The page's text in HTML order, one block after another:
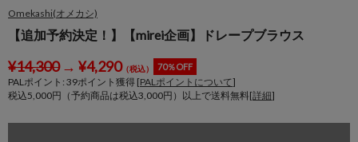
Omekashi(オメカシ)
【追加予約決定！】【mirei企画】ドレープブラウス
¥14,300→ ¥4,290（税込） 70％OFF
PALポイント: 39ポイント獲得 [PALポイントについて]
税込5,000円（予約商品は税込3,000円）以上で送料無料[詳細]